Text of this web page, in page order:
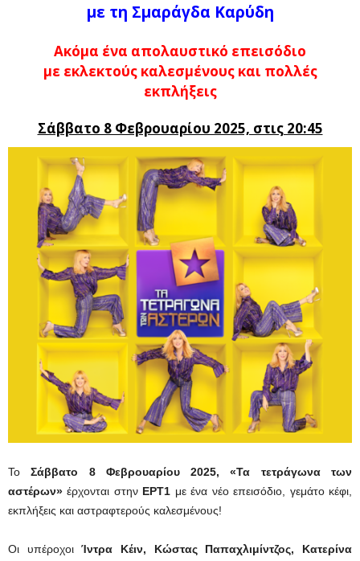
με τη Σμαράγδα Καρύδη
Ακόμα ένα απολαυστικό επεισόδιο
με εκλεκτούς καλεσμένους και πολλές
εκπλήξεις
Σάββατο 8 Φεβρουαρίου 2025, στις 20:45
Το Σάββατο 8 Φεβρουαρίου 2025, «Τα τετράγωνα των
αστέρων»έρχονται στηνΕΡΤ1 με ένα νέο επεισόδιο, γεμάτο κέφι,
εκπλήξεις και αστραφτερούς καλεσμένους!
Οι υπέροχοιΊντρα Κέιν, Κώστας Παπαχλιμίντζος, Κατερίνα